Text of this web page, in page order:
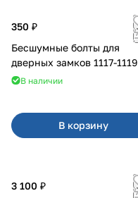
350 ₽
Бесшумные болты для
дверных замков 1117-1119
В наличии
В корзину
3 100 ₽